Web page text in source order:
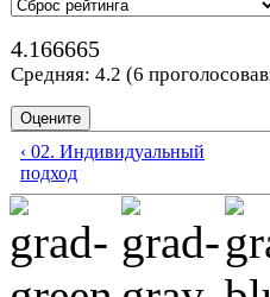
4.166665
Средняя: 4.2 (6
‹ 02. Индивидуальный
подход